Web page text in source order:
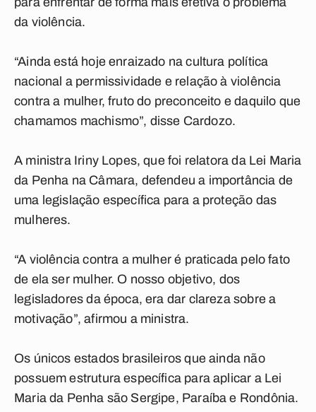
da violência.
“Ainda está hoje enraizado na cultura política
nacional a permissividade e relação à violência
contra a mulher, fruto do preconceito e daquilo que
chamamos machismo”, disse Cardozo.
A ministra Iriny Lopes, que foi relatora da Lei Maria
da Penha na Câmara, defendeu a importância de
uma legislação específica para a proteção das
mulheres.
“A violência contra a mulher é praticada pelo fato
de ela ser mulher. O nosso objetivo, dos
legisladores da época, era dar clareza sobre a
motivação”, afirmou a ministra.
Os únicos estados brasileiros que ainda não
possuem estrutura específica para aplicar a Lei
Maria da Penha são Sergipe, Paraíba e Rondônia.